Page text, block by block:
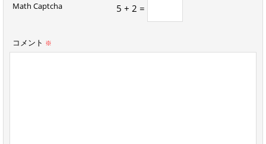
Math Captcha
5 + 2 =
コメント ※